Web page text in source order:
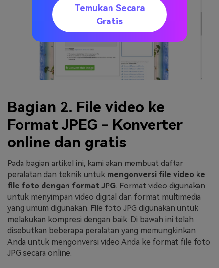
Bagian 2. File video ke
Format JPEG - Konverter
online dan gratis
Pada bagian artikel ini, kami akan membuat daftar
peralatan dan teknik untuk mengonversi file video ke
file foto dengan format JPG . Format video digunakan
untuk menyimpan video digital dan format multimedia
yang umum digunakan. File foto JPG digunakan untuk
melakukan kompresi dengan baik. Di bawah ini telah
disebutkan beberapa peralatan yang memungkinkan
Anda untuk mengonversi video Anda ke format file foto
JPG secara online.
Temukan Secara
Gratis